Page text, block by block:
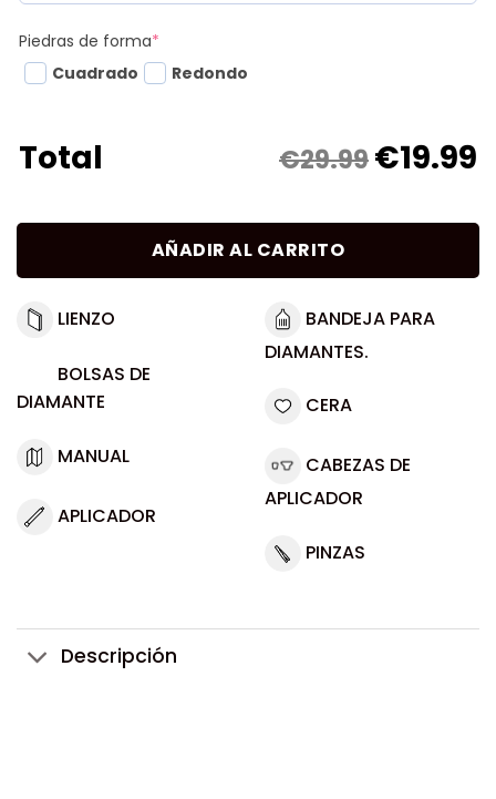
Piedras de forma*
Cuadrado
Redondo
Total €29.99€19.99
AÑADIR AL CARRITO
LIENZO
BOLSAS DE
DIAMANTE
MANUAL
APLICADOR
BANDEJA PARA
DIAMANTES.
CERA
CABEZAS DE
APLICADOR
PINZAS
Descripción